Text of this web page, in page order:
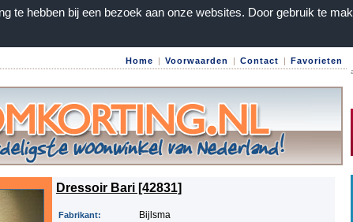
te hebben bij een bezoek aan onze websites. Door gebruik te
Home | Voorwaarden | Contact | Favorieten
Dressoir Bari [42831]
Fabrikant: Bijlsma